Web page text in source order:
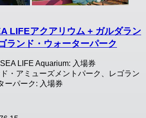
LIFEアクアリウム + ガルダラン
ランド・ウォーターパーク
LIFE Aquarium: 入場券
・アミューズメントパーク、レゴラン
ーパーク: 入場券